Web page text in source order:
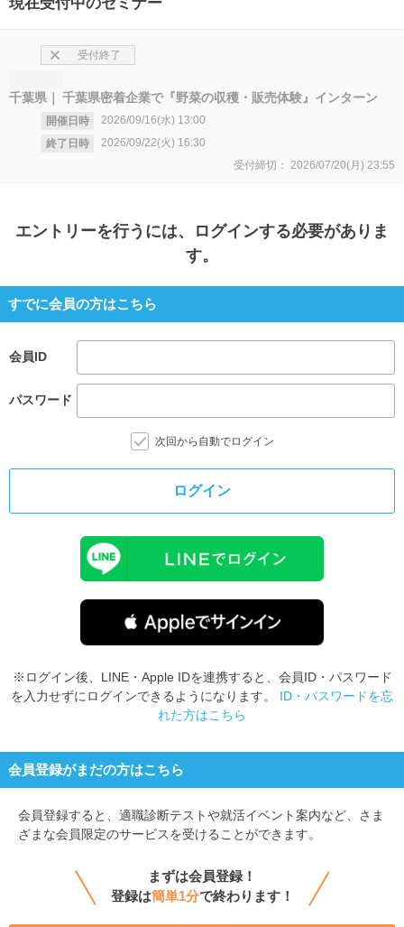
千葉県 千葉県密着企業で『野菜の収穫・販売体験』インターン
開催日時 2026/09/16(水) 13:00
終了日時
2026/09/22(火) 16:30
受付終了
受付締切： 2026/07/20(月) 23:55
エントリーを行うには、ログインする必要がありま
す。
すでに会員の方はこちら
会員ID
パスワード
次回から自動でログイン
ログイン
※ログイン後、LINE・Apple IDを連携すると、会員ID・パスワード
を入力せずにログインできるようになります。 ID・パスワードを忘
れた方はこちら
会員登録がまだの方はこちら
会員登録すると、 適職診断テストや就活イベント案内など、さま
ざまな会員限定のサービスを受けることができます。
まずは会員登録！
登録は簡単1分で終わります！